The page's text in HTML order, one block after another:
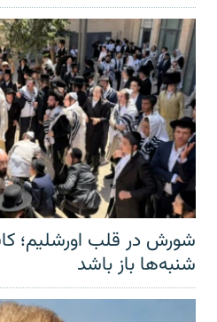
شورش در قلب اورشلیم؛
شنبه‌ها باز باشد